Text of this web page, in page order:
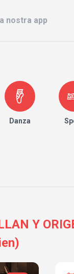
nostra app
Danza
Y